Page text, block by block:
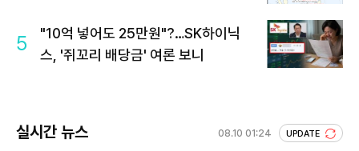
5
"10억 넣어도 25만원"?…SK하이닉
스, '쥐꼬리 배당금' 여론 보니
실시간 뉴스 08.10 01:24 UPDATE